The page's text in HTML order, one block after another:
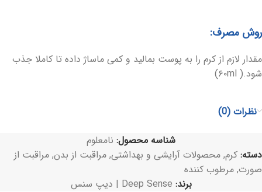
روش مصرف:
مقدار لازم از کرم را به پوست بمالید و کمی ماساژ داده تا کاملا جذب
شود.( ۶۰ml)
نظرات (0)
شناسه محصول: نامعلوم
دسته: کرم, محصولات آرایشی و بهداشتی, مراقبت از بدن, مراقبت از
صورت, مرطوب کننده
برند: Deep Sense | دیپ سنس